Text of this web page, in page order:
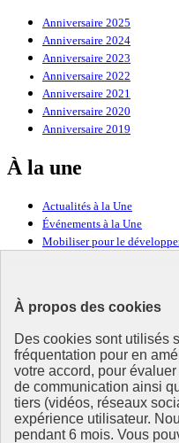
À propos des cookies
Des cookies sont utilisés
fréquentation pour en
votre accord, pour
de communication ainsi
tiers (vidéos, réseaux
expérience utilisateur.
pendant 6 mois. Vous
Anniversaire 2025
Anniversaire 2024
Anniversaire 2023
Anniversaire 2022
Anniversaire 2021
Anniversaire 2020
Anniversaire 2019
À la une
Actualités à la Une
Événements à la Une
Mobiliser pour le
Ressources
Ressources
La Méth’ODD
Gouvernement
Ce site propose l’information